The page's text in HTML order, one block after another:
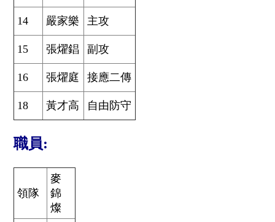
14 嚴家樂 主攻
15 張燿錩 副攻
16 張燿庭 接應二傳
18 黃才高 自由防守
職員:
領隊
麥
錦
燦